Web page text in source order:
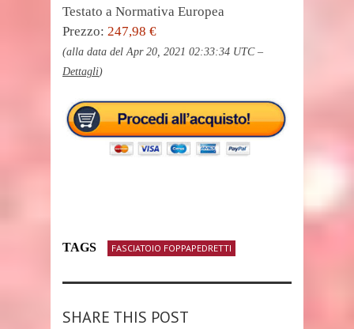
Testato a Normativa Europea
Prezzo: 247,98 €
(alla data del Apr 20, 2021 02:33:34 UTC –
Dettagli)
TAGS FASCIATOIO FOPPAPEDRETTI
SHARE THIS POST